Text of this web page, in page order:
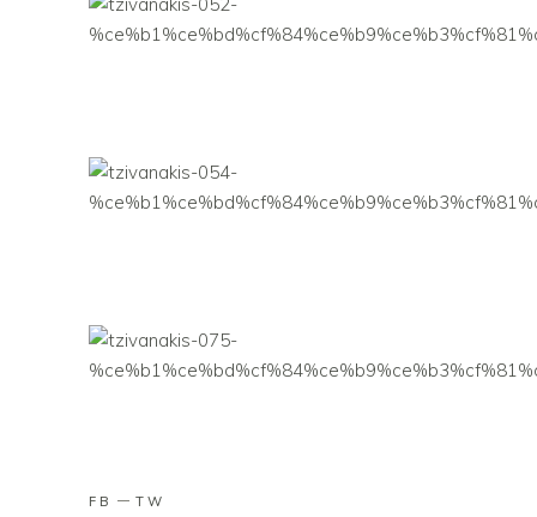
FB TW